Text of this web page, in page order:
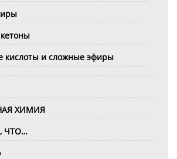
кислоты и сложные эфиры
ХИМИЯ
ЧТО…